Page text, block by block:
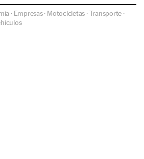
· Empresas· Motocicletas ·Transporte ·